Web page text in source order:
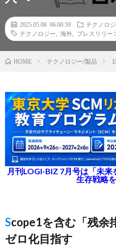
2025.05.08 06:00:59
テクノロ
テクノロジー
海外 プレスリリー
HOME テクノロジー/製品
月刊LOGI-BIZ 7月号は「未
生存戦略
Scope1を含む「残余排出」を相殺、実質
ゼロ化目指す